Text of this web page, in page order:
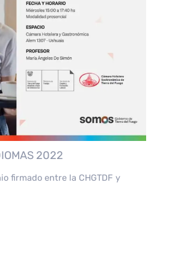
2022
firmado entre la CHGTDF y